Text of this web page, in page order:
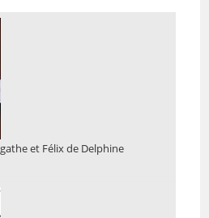
et Félix de Delphine